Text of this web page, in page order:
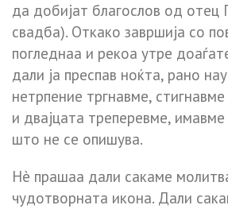
да добијат благослов од отец
свадба). Откако завршија со
погледнаа и рекоа утре
дали ја преспав ноќта, рано
нетрпение тргнавме,
и двајцата треперевме,
што не се опишува.
Нè прашаа дали сакаме
чудотворната икона. Дали